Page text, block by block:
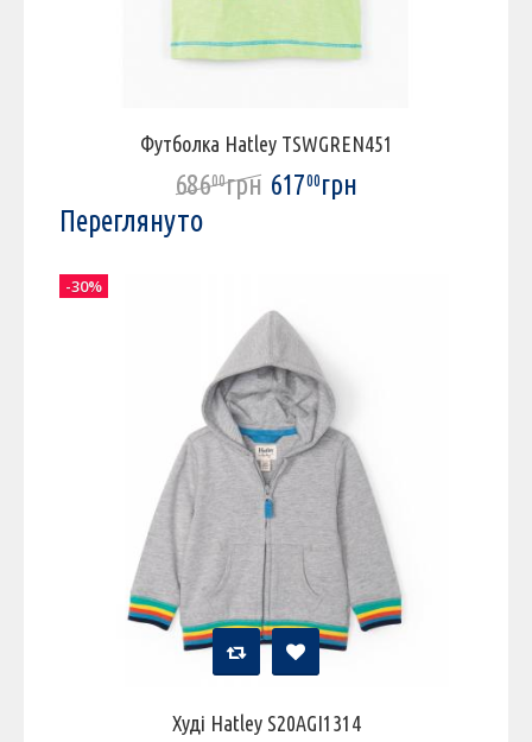
Футболка Hatley TSWGREN451
68600грн 61700грн
Переглянуто
Худі Hatley S20AGI1314
-30%